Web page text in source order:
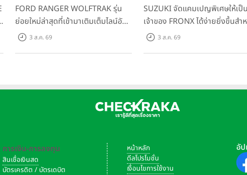
เทียนเล่อ (Louis Koo) นักแสดงชื่อดังชาวฮ่องกง ร่วมสร้างสีสันที่บูธ
แรก สร้างความประทับใจและประสบการณ์ที่น่าจดจำให้กับลูกค้ารายแรก
FORD RANGER WOLFTRAK รุ่น
ย่อยใหม่ล่าสุดที่เข้ามาเติมเต็มไลน์อัป
พร้อมตอบโจทย์ทุกการผจญภัยด้วย
3 ส.ค. 69
SUZUKI จัดแคมเปญพิเศษให้เป็
เจ้าของ FRONX ได้ง่ายยิ่งขึ้นสำ
รุ่น GL ราคาพิเศษเริ่มต้น 5.99 แ
3 ส.ค. 69
การเงิน-การลงทุน
สินเชื่อเงินสด
บัตรเครดิต / บัตรเดบิต
หน้าหลัก
ดีลโปรโมชั่น
เงื่อนไขการใช้งาน
อั